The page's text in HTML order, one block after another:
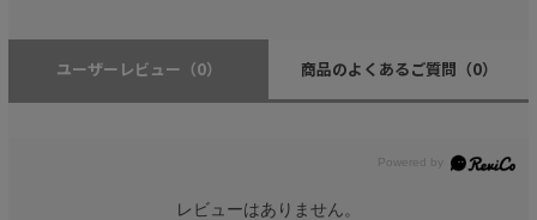
ユーザーレビュー （0） 商品のよくあるご質問 （0）
レビューはありません。